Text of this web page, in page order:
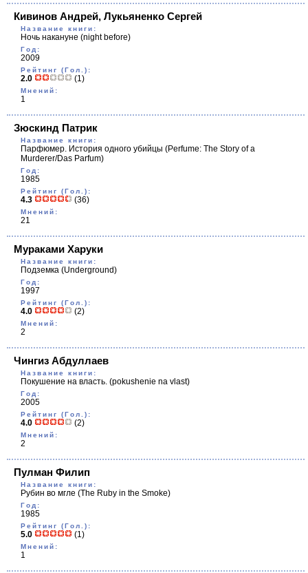
Кивинов Андрей, Лукьяненко Сергей
Название книги:
Ночь накануне (night before)
Год:
2009
Рейтинг (Гол.):
2.0 (1)
Мнений:
1
Зюскинд Патрик
Название книги:
Парфюмер. История одного убийцы (Perfume: The Story of a
Murderer/Das Parfum)
Год:
1985
Рейтинг (Гол.):
4.3 (36)
Мнений:
21
Мураками Харуки
Название книги:
Подземка (Underground)
Год:
1997
Рейтинг (Гол.):
4.0 (2)
Мнений:
2
Чингиз Абдуллаев
Название книги:
Покушение на власть. (pokushenie na vlast)
Год:
2005
Рейтинг (Гол.):
4.0 (2)
Мнений:
2
Пулман Филип
Название книги:
Рубин во мгле (The Ruby in the Smoke)
Год:
1985
Рейтинг (Гол.):
5.0 (1)
Мнений:
1